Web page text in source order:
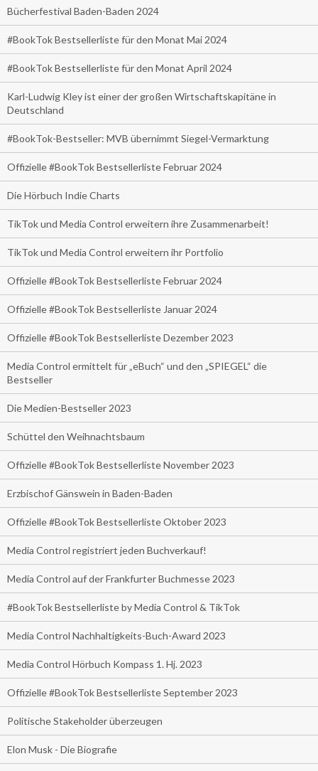
Bücherfestival Baden-Baden 2024
#BookTok Bestsellerliste für den Monat Mai 2024
#BookTok Bestsellerliste für den Monat April 2024
Karl-Ludwig Kley ist einer der großen Wirtschaftskapitäne in
Deutschland
#BookTok-Bestseller: MVB übernimmt Siegel-Vermarktung
Offizielle #BookTok Bestsellerliste Februar 2024
Die Hörbuch Indie Charts
TikTok und Media Control erweitern ihre Zusammenarbeit!
TikTok und Media Control erweitern ihr Portfolio
Offizielle #BookTok Bestsellerliste Februar 2024
Offizielle #BookTok Bestsellerliste Januar 2024
Offizielle #BookTok Bestsellerliste Dezember 2023
Media Control ermittelt für „eBuch“ und den „SPIEGEL“ die
Bestseller
Die Medien-Bestseller 2023
Schüttel den Weihnachtsbaum
Offizielle #BookTok Bestsellerliste November 2023
Erzbischof Gänswein in Baden-Baden
Offizielle #BookTok Bestsellerliste Oktober 2023
Media Control registriert jeden Buchverkauf!
Media Control auf der Frankfurter Buchmesse 2023
#BookTok Bestsellerliste by Media Control & TikTok
Media Control Nachhaltigkeits-Buch-Award 2023
Media Control Hörbuch Kompass 1. Hj. 2023
Offizielle #BookTok Bestsellerliste September 2023
Politische Stakeholder überzeugen
Elon Musk - Die Biografie